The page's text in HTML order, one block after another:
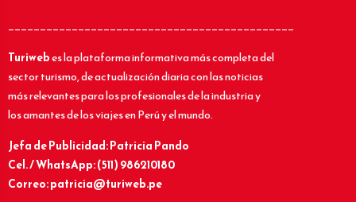
_____________________________________________
Turiwebes la plataforma informativa más completa del
sector turismo, de actualización diaria con las noticias
más relevantes para los profesionales de la industria y
los amantes de los viajes en Perú y el mundo.
Jefa de Publicidad: Patricia Pando
Cel. / WhatsApp: (511) 986210180
Correo: patricia@turiweb.pe